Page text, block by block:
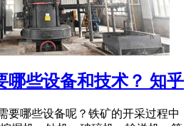
哪些设备和技术？ 知乎
要哪些设备呢？铁矿的开采过程中